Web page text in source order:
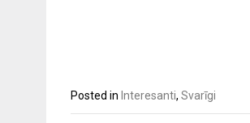
Posted in Interesanti, Svarīgi